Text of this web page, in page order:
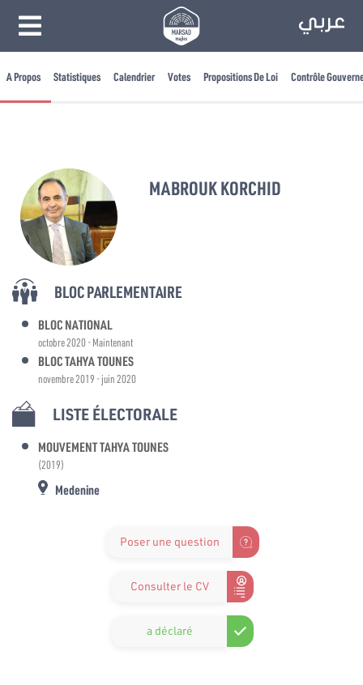
A Propos Statistiques Calendrier Votes Propositions De Loi Contrôle
MABROUK KORCHID
BLOC PARLEMENTAIRE
BLOC NATIONAL
octobre 2020 - Maintenant
BLOC TAHYA TOUNES
novembre 2019 - juin 2020
LISTE ÉLECTORALE
MOUVEMENT TAHYA TOUNES
(2019)
Medenine
Poser une question
Consulter le CV
a déclaré